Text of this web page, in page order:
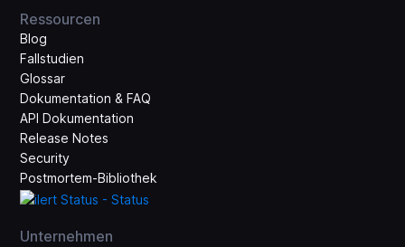
Ressourcen
Blog
Fallstudien
Glossar
Dokumentation & FAQ
API Dokumentation
Release Notes
Security
Postmortem-Bibliothek
Unternehmen